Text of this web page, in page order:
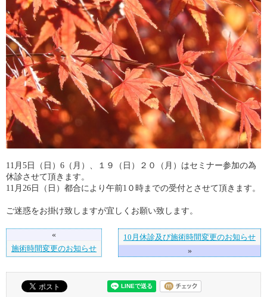
11月5日（日）6（月）、１９（日）２０（月）はセミナー参加の為
休診させて頂きます。
11月26日（日）都合により午前1０時までの受付とさせて頂きます。
ご迷惑をお掛け致しますが宜しくお願い致します。
«
施術時間変更のお知らせ
10月休診及び施術時間変更のお知らせ
»